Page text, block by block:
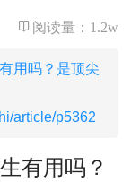
阅读量： 1.2w
用吗？是顶尖
article/p5362
有用吗？